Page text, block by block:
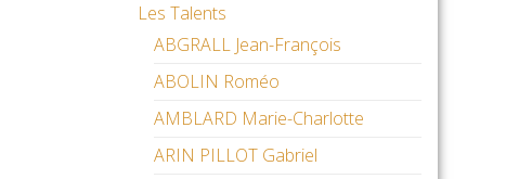
Les Talents
ABGRALL Jean-François
ABOLIN Roméo
AMBLARD Marie-Charlotte
ARIN PILLOT Gabriel